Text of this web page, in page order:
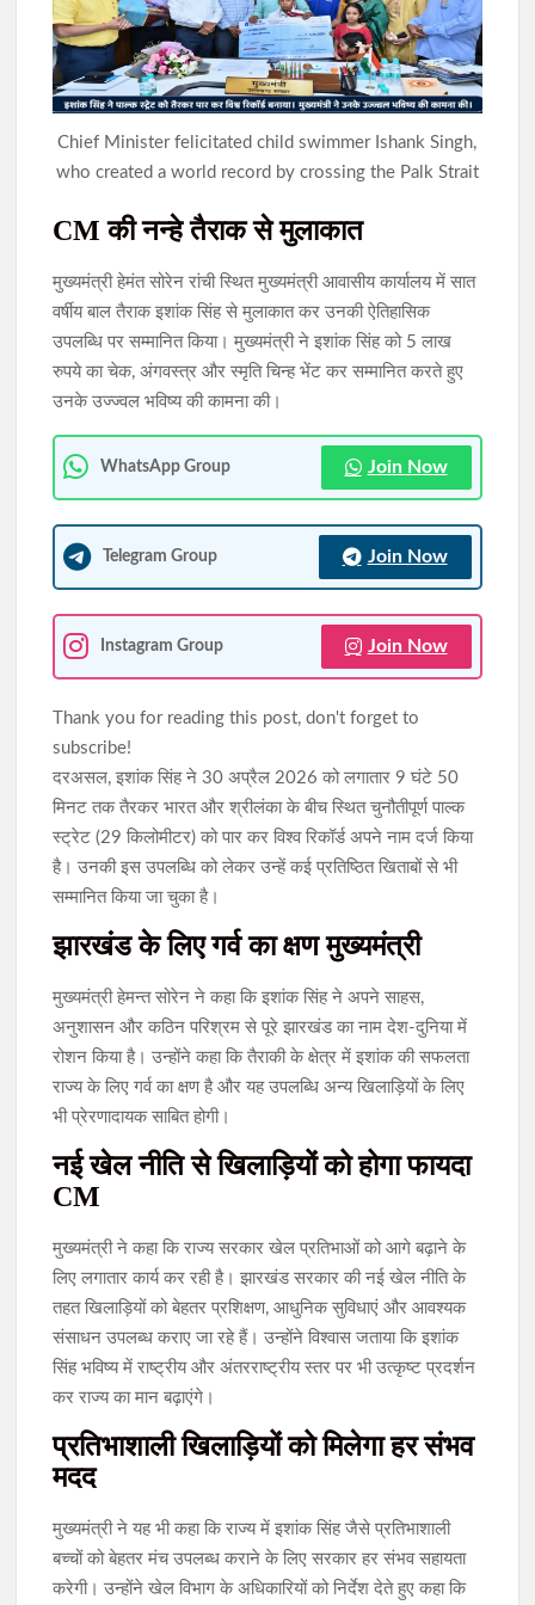
राहे हत्याकांड का खुलासा: मुख्य आरोपी समेत तीन गिरफ्तार, हत्या में प्रयुक्त
फरसा बरामद
सिमडेगा में डीएलएमसी बैठक: न्यायिक व्यवस्था को अधिक प्रभावी बनाने पर
जोर, 50 से अधिक एजेंडों की समीक्षा
Chief Minister felicitated child swimmer Ishank Singh,
who created a world record by crossing the Palk Strait
CM की नन्हे तैराक से मुलाकात
मुख्यमंत्री हेमंत सोरेन रांची स्थित मुख्यमंत्री आवासीय कार्यालय में सात
वर्षीय बाल तैराक इशांक सिंह से मुलाकात कर उनकी ऐतिहासिक
उपलब्धि पर सम्मानित किया। मुख्यमंत्री ने इशांक सिंह को 5 लाख
रुपये का चेक, अंगवस्त्र और स्मृति चिन्ह भेंट कर सम्मानित करते हुए
उनके उज्ज्वल भविष्य की कामना की।
WhatsApp Group Join Now
Telegram Group Join Now
Instagram Group Join Now
Thank you for reading this post, don't forget to
subscribe!
दरअसल, इशांक सिंह ने 30 अप्रैल 2026 को लगातार 9 घंटे 50
मिनट तक तैरकर भारत और श्रीलंका के बीच स्थित चुनौतीपूर्ण पाल्क
स्ट्रेट (29 किलोमीटर) को पार कर विश्व रिकॉर्ड अपने नाम दर्ज किया
है। उनकी इस उपलब्धि को लेकर उन्हें कई प्रतिष्ठित खिताबों से भी
सम्मानित किया जा चुका है।
झारखंड के लिए गर्व का क्षण मुख्यमंत्री
मुख्यमंत्री हेमन्त सोरेन ने कहा कि इशांक सिंह ने अपने साहस,
अनुशासन और कठिन परिश्रम से पूरे झारखंड का नाम देश-दुनिया में
रोशन किया है। उन्होंने कहा कि तैराकी के क्षेत्र में इशांक की सफलता
राज्य के लिए गर्व का क्षण है और यह उपलब्धि अन्य खिलाड़ियों के लिए
भी प्रेरणादायक साबित होगी।
नई खेल नीति से खिलाड़ियों को होगा फायदा
CM
मुख्यमंत्री ने कहा कि राज्य सरकार खेल प्रतिभाओं को आगे बढ़ाने के
लिए लगातार कार्य कर रही है। झारखंड सरकार की नई खेल नीति के
तहत खिलाड़ियों को बेहतर प्रशिक्षण, आधुनिक सुविधाएं और आवश्यक
संसाधन उपलब्ध कराए जा रहे हैं। उन्होंने विश्वास जताया कि इशांक
सिंह भविष्य में राष्ट्रीय और अंतरराष्ट्रीय स्तर पर भी उत्कृष्ट प्रदर्शन
कर राज्य का मान बढ़ाएंगे।
प्रतिभाशाली खिलाड़ियों को मिलेगा हर संभव
मदद
मुख्यमंत्री ने यह भी कहा कि राज्य में इशांक सिंह जैसे प्रतिभाशाली
बच्चों को बेहतर मंच उपलब्ध कराने के लिए सरकार हर संभव सहायता
करेगी। उन्होंने खेल विभाग के अधिकारियों को निर्देश देते हुए कहा कि